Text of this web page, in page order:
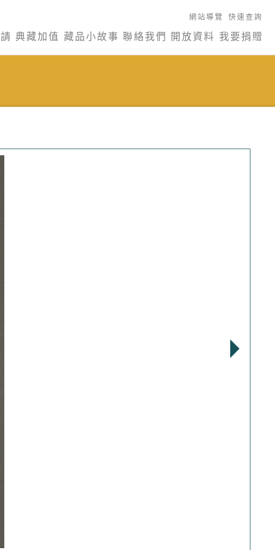
網站導覽 快速查詢
典藏加值 藏品小故事 聯絡我們 開放資料 我要捐贈